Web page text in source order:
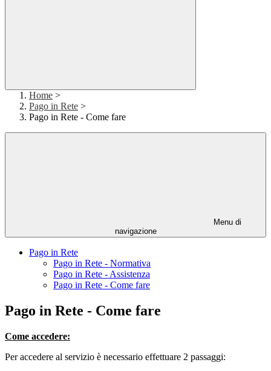
Home >
Pago in Rete >
Pago in Rete - Come fare
Menu di
navigazione
Pago in Rete
Pago in Rete - Normativa
Pago in Rete - Assistenza
Pago in Rete - Come fare
Pago in Rete - Come fare
Come accedere:
Per accedere al servizio è necessario effettuare 2 passaggi: